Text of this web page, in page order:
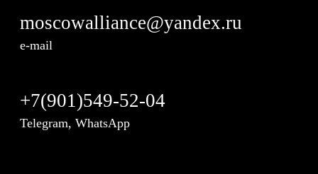
moscowalliance@yandex.ru
e-mail
+7(901)549-52-04
Telegram, WhatsApp